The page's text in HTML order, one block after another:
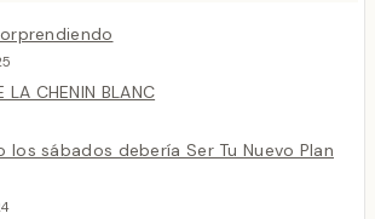
LA CHENIN BLANC
los sábados debería Ser Tu Nuevo Plan